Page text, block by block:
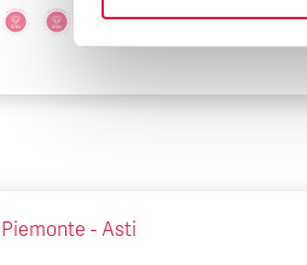
Piemonte - Asti